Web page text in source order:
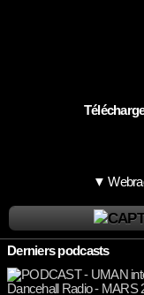
▼
Derniers podcasts